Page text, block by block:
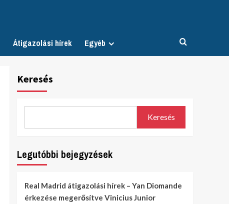
Átigazolási hírek Egyéb
Keresés
Keresés
Legutóbbi bejegyzések
Real Madrid átigazolási hírek – Yan Diomande
érkezése megerősítve Vinicius Junior